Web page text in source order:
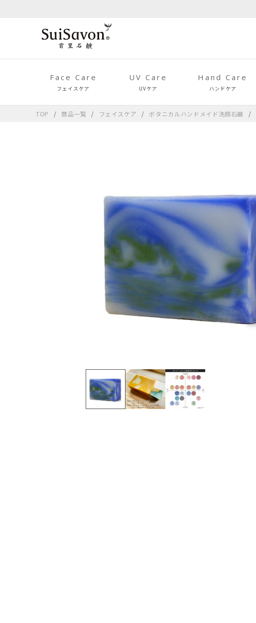
Face Care
フェイスケア
UV Care
UVケア
Hand Care
ハンドケア
TOP 商品一覧 フェイスケア ボタニカルハンドメイド洗顔石鹸